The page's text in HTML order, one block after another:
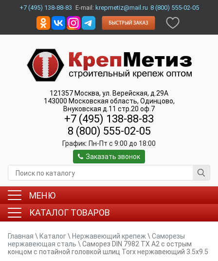
+7 (495) 138-88-83 E-mail: krepmetiz@mail.ru 8 (800) 555-02-05
121357 Москва, ул. Верейская, д.29А
143000 Московская область, Одинцово,
Внуковская д.11 стр.20 оф.7
+7 (495) 138-88-83
8 (800) 555-02-05
График: Пн-Пт c 9:00 до 18:00
Заказать звонок
МЕНЮ
КАТАЛОГ ТОВАРОВ
Главная \ Каталог\ Нержавеющий крепеж \ Саморезы
нержавеющая сталь \ Саморез DIN 7982 TX A2 с острым
концом с потайной головкой шлиц Torx нержавеющий 3.5x9.5